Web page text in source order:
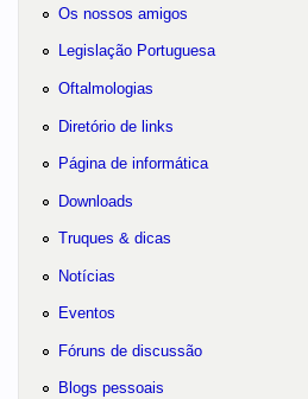
Os nossos amigos
Legislação Portuguesa
Oftalmologias
Diretório de links
Página de informática
Downloads
Truques & dicas
Notícias
Eventos
Fóruns de discussão
Blogs pessoais